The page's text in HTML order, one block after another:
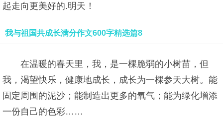
起走向更美好的.明天！
我与祖国共成长满分作文600字精选篇8
在温暖的春天里，我，是一棵脆弱的小树苗，但
我，渴望快乐，健康地成长，成长为一棵参天大树。能
固定周围的泥沙；能制造出更多的氧气；能为绿化增添
一份自己的色彩……